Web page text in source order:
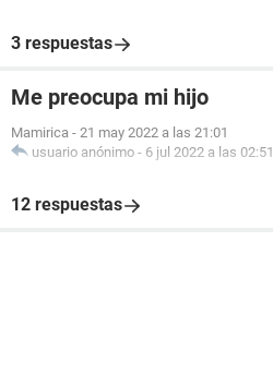
3 respuestas
Me preocupa mi hijo
Mamirica - 21 may 2022 a las 21:01
usuario anónimo - 6 jul 2022 a las 02:51
12 respuestas